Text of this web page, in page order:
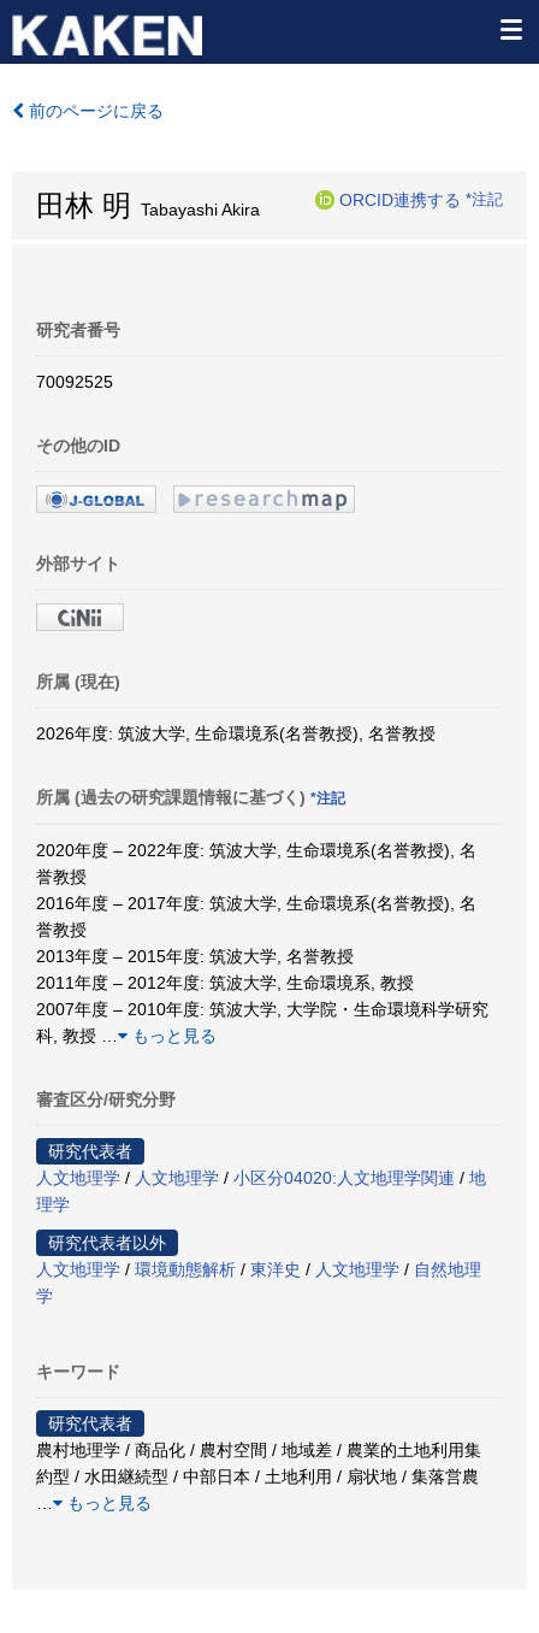
前のページに戻る
田林 明 Tabayashi Akira
ORCID連携する *注記
研究者番号
70092525
その他のID
外部サイト
所属 (現在)
2026年度: 筑波大学, 生命環境系(名誉教授), 名誉教授
所属 (過去の研究課題情報に基づく) *注記
2020年度 – 2022年度: 筑波大学, 生命環境系(名誉教授), 名
誉教授
2016年度 – 2017年度: 筑波大学, 生命環境系(名誉教授), 名
誉教授
2013年度 – 2015年度: 筑波大学, 名誉教授
2011年度 – 2012年度: 筑波大学, 生命環境系, 教授
2007年度 – 2010年度: 筑波大学, 大学院・生命環境科学研究
科, 教授
もっと見る
審査区分/研究分野
研究代表者
人文地理学 / 人文地理学 / 小区分04020:人文地理学関連 / 地
理学
研究代表者以外
人文地理学 / 環境動態解析 / 東洋史 / 人文地理学 / 自然地理
学
キーワード
研究代表者
農村地理学 / 商品化 / 農村空間 / 地域差 / 農業的土地利用集
約型 / 水田継続型 / 中部日本 / 土地利用 / 扇状地 / 集落営農
もっと見る